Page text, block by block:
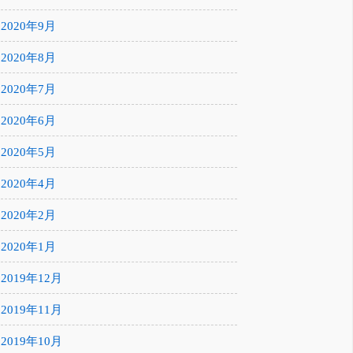
2020年9月
2020年8月
2020年7月
2020年6月
2020年5月
2020年4月
2020年2月
2020年1月
2019年12月
2019年11月
2019年10月